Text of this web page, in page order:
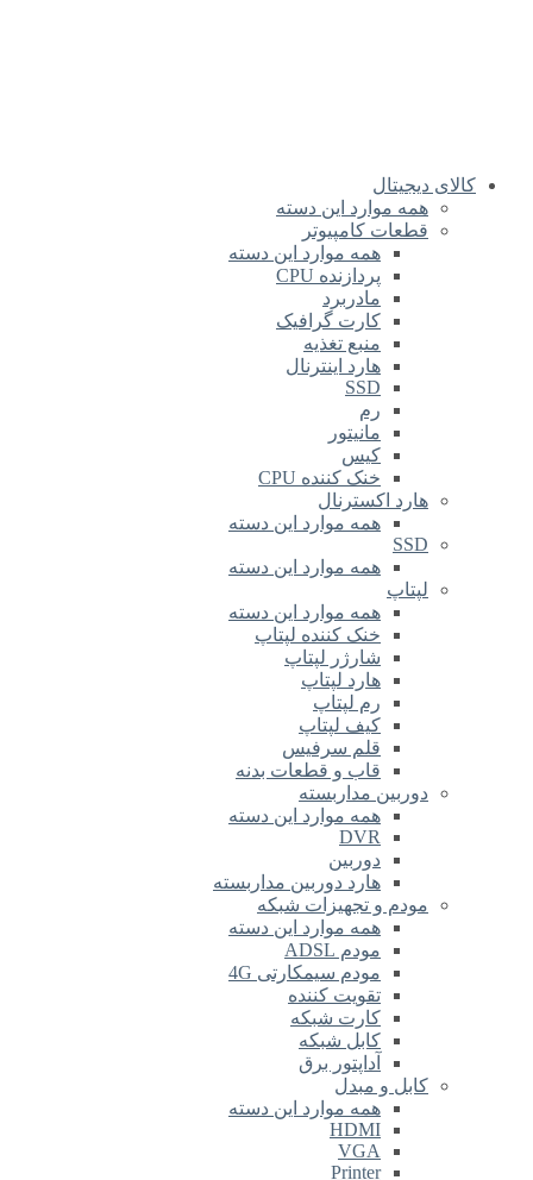
کالای دیجیتال
همه موارد این دسته
قطعات کامپیوتر
همه موارد این دسته
پردازنده CPU
مادربرد
کارت گرافیک
منبع تغذیه
هارد اینترنال
SSD
رم
مانیتور
کیس
خنک کننده CPU
هارد اکسترنال
همه موارد این دسته
SSD
همه موارد این دسته
لپتاپ
همه موارد این دسته
خنک کننده لپتاپ
شارژر لپتاپ
هارد لپتاپ
رم لپتاپ
کیف لپتاپ
قلم سرفیس
قاب و قطعات بدنه
دوربین مداربسته
همه موارد این دسته
DVR
دوربین
هارد دوربین مداربسته
مودم و تجهیزات شبکه
همه موارد این دسته
مودم ADSL
مودم سیمکارتی 4G
تقویت کننده
کارت شبکه
کابل شبکه
آداپتور برق
کابل و مبدل
همه موارد این دسته
HDMI
VGA
Printer